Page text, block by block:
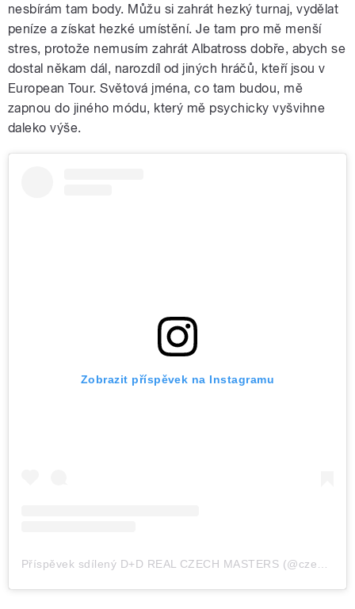
nesbírám tam body. Můžu si zahrát hezký turnaj, vydělat
peníze a získat hezké umístění. Je tam pro mě menší
stres, protože nemusím zahrát Albatross dobře, abych se
dostal někam dál, narozdíl od jiných hráčů, kteří jsou v
European Tour. Světová jména, co tam budou, mě
zapnou do jiného módu, který mě psychicky vyšvihne
daleko výše.
Zobrazit příspěvek na Instagramu